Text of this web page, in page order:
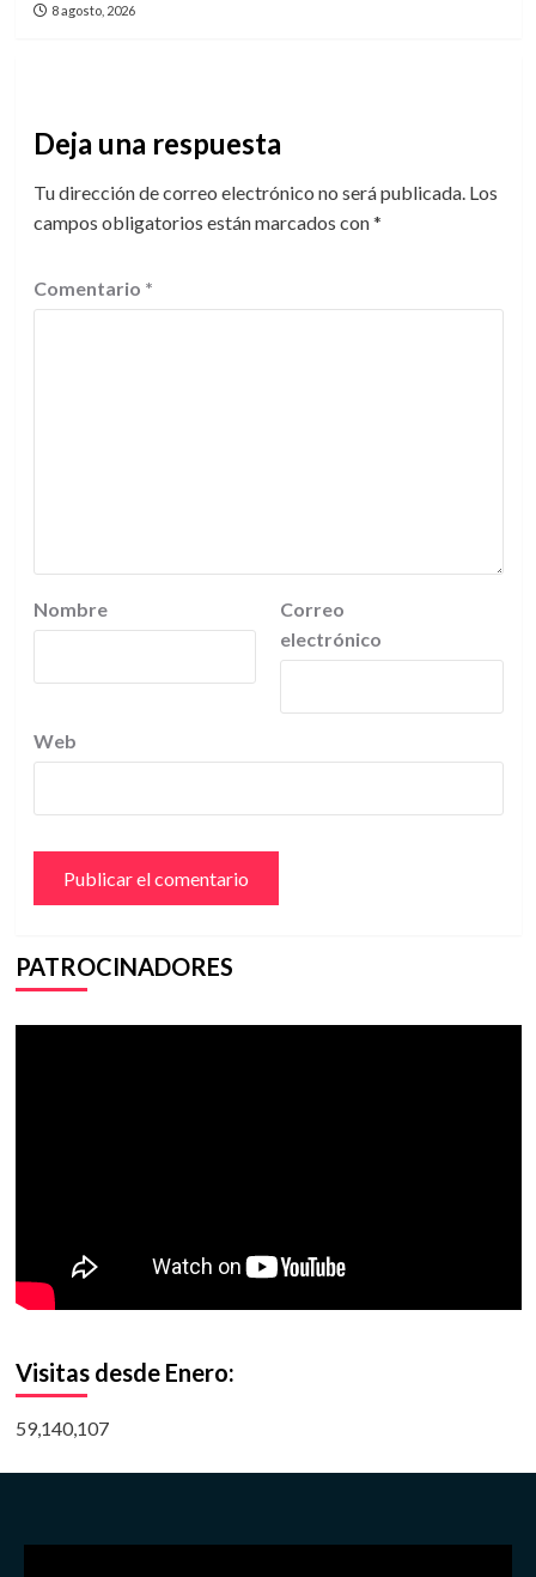
8 agosto, 2026
Deja una respuesta
Tu dirección de correo electrónico no será publicada. Los
campos obligatorios están marcados con*
Comentario *
Nombre
Correo
electrónico
Web
PATROCINADORES
Visitas desde Enero:
59,140,107